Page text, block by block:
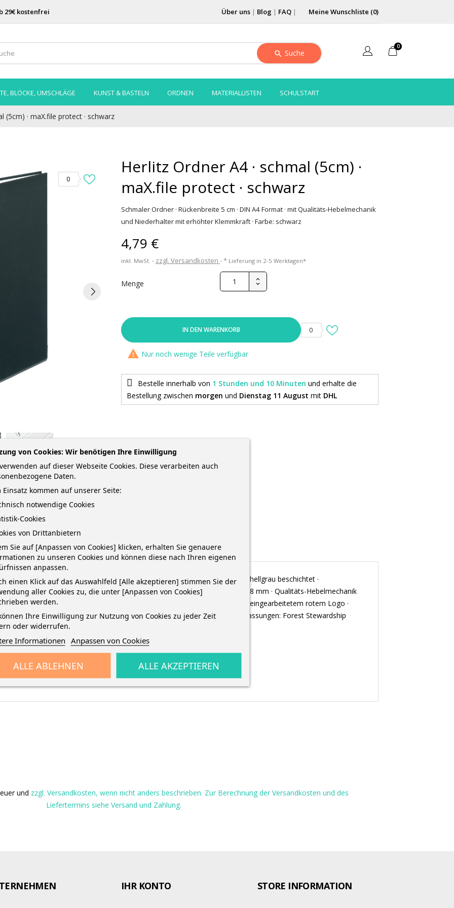
29€ kostenfrei Über uns| Blog | FAQ| Meine Wunschliste (0)
Suche
0
BLÖCKE, UMSCHLÄGE KUNST & BASTELN ORDNEN MATERIALLISTEN SCHULSTART
(5cm) · maX.file protect · schwarz
0
Herlitz Ordner A4 · schmal (5cm) ·
maX.file protect · schwarz
Schmaler Ordner · Rückenbreite 5 cm · DIN A4 Format · mit Qualitäts-Hebelmechanik
und Niederhalter mit erhöhter Klemmkraft · Farbe: schwarz
4,79 €
inkl. MwSt. zzgl. Versandkosten * Lieferung in 2-5 Werktagen*
Menge
IN DEN WARENKORB 0
 Nur noch wenige Teile verfügbar
Bestelle innerhalb von 1 Stunden und 10 Minuten und erhalte die
Bestellung zwischen morgen und Dienstag 11 August mit DHL
· Material der Kaschierung außen: PP-Kunststoffbezug · innen: Papier hellgrau beschichtet ·
Kantenschutz · Verwendung für Papierformate: A4 · Größe (B x H): 285 x 318 mm · Qualitäts-Hebelmechanik
am Hebelende der Mechanik · Niederhalter mit erhöhter Klemmkraft und eingearbeitetem rotem Logo ·
· Garantie gewährt · Garantiedauer: 10 Jahre · Zertifikate und Zulassungen: Forest Stewardship
und zzgl. Versandkosten, wenn nicht anders beschrieben. Zur Berechnung der Versandkosten und des
Liefertermins siehe Versand und Zahlung.
IHR KONTO STORE INFORMATION
von Cookies: Wir benötigen Ihre Einwilligung
auf dieser Webseite Cookies. Diese verarbeiten auch
Daten.
Einsatz kommen auf unserer Seite:
notwendige Cookies
Cookies
von Drittanbietern
Sie auf [Anpassen von Cookies] klicken, erhalten Sie genauere
zu unseren Cookies und können diese nach Ihren eigenen
anpassen.
einen Klick auf das Auswahlfeld [Alle akzeptieren] stimmen Sie der
aller Cookies zu, die unter [Anpassen von Cookies]
werden.
Ihre Einwilligung zur Nutzung von Cookies zu jeder Zeit
oder widerrufen.
Informationen Anpassen von Cookies
ALLE ABLEHNEN ALLE AKZEPTIEREN